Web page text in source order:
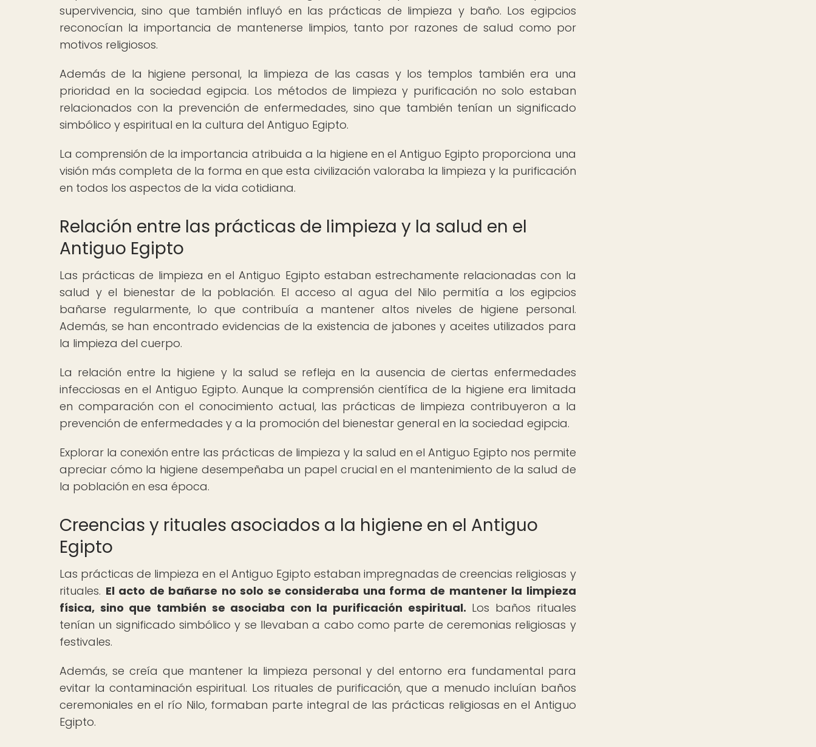
supervivencia, sino que también influyó en las prácticas de limpieza y baño. Los egipcios
reconocían la importancia de mantenerse limpios, tanto por razones de salud como por
motivos religiosos.
Además de la higiene personal, la limpieza de las casas y los templos también era una
prioridad en la sociedad egipcia. Los métodos de limpieza y purificación no solo estaban
relacionados con la prevención de enfermedades, sino que también tenían un significado
simbólico y espiritual en la cultura del Antiguo Egipto.
La comprensión de la importancia atribuida a la higiene en el Antiguo Egipto proporciona una
visión más completa de la forma en que esta civilización valoraba la limpieza y la purificación
en todos los aspectos de la vida cotidiana.
Relación entre las prácticas de limpieza y la salud en el
Antiguo Egipto
Las prácticas de limpieza en el Antiguo Egipto estaban estrechamente relacionadas con la
salud y el bienestar de la población. El acceso al agua del Nilo permitía a los egipcios
bañarse regularmente, lo que contribuía a mantener altos niveles de higiene personal.
Además, se han encontrado evidencias de la existencia de jabones y aceites utilizados para
la limpieza del cuerpo.
La relación entre la higiene y la salud se refleja en la ausencia de ciertas enfermedades
infecciosas en el Antiguo Egipto. Aunque la comprensión científica de la higiene era limitada
en comparación con el conocimiento actual, las prácticas de limpieza contribuyeron a la
prevención de enfermedades y a la promoción del bienestar general en la sociedad egipcia.
Explorar la conexión entre las prácticas de limpieza y la salud en el Antiguo Egipto nos permite
apreciar cómo la higiene desempeñaba un papel crucial en el mantenimiento de la salud de
la población en esa época.
Creencias y rituales asociados a la higiene en el Antiguo
Egipto
Las prácticas de limpieza en el Antiguo Egipto estaban impregnadas de creencias religiosas y
rituales. El acto de bañarse no solo se consideraba una forma de mantener la limpieza
física, sino que también se asociaba con la purificación espiritual. Los baños rituales
tenían un significado simbólico y se llevaban a cabo como parte de ceremonias religiosas y
festivales.
Además, se creía que mantener la limpieza personal y del entorno era fundamental para
evitar la contaminación espiritual. Los rituales de purificación, que a menudo incluían baños
ceremoniales en el río Nilo, formaban parte integral de las prácticas religiosas en el Antiguo
Egipto.